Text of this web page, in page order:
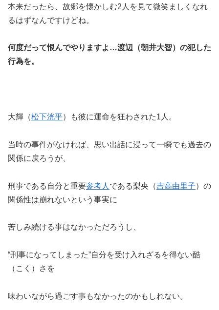
本来だったら、故郷を懐かしむ2人を見て微笑ましくなれ
るはずなんですけどね。
何度だって恨んでやりますよ…渡辺（朝井大智）の犯した
行為を。
大輝（松下洸平）も彼に運命を狂わされた1人。
当時の事件がなければ、思い出話に浸って一瞬でも過去の
関係に戻ろうが、
刑事である自分と重要参考人 である梨央（吉高由里子）の
関係性は崩れないという事実に
苦しみ続ける事はなかっただろうし、
“刑事になってしまった”自分を受け入れざるを得ない酷
（こく）さを
味わいながら過ごす事もなかったのかもしれない。